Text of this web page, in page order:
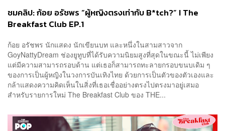
ชมคลิป: ก้อย อรัชพร “ผู้หญิงตรงเท่ากับ B*tch?” I The
Breakfast Club EP.1
ก้อย อรัชพร นักแสดง นักเขียนบท และหนึ่งในสามสาวจาก
GoyNattyDream ช่องยูทูบที่ได้รับความนิยมสูงที่สุดในขณะนี้ ไม่เพียง
แต่มีความสามารถรอบด้าน แต่เธอก็สามารถทะลายกรอบขนบเดิม ๆ
ของการเป็นผู้หญิงในวงการบันเทิงไทย ด้วยการเป็นตัวของตัวเองและ
กล้าแสดงความคิดเห็นในสิ่งที่เธอเชื่ออย่างตรงไปตรงมาอยู่เสมอ
สำหรับรายการใหม่ The Breakfast Club ของ THE...